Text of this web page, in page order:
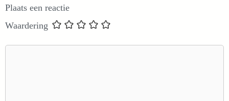
Plaats een reactie
Waardering